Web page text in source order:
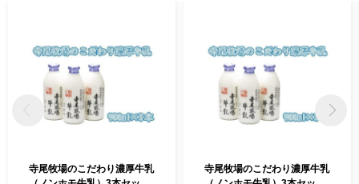
寺尾牧場のこだわり濃厚牛乳
寺尾牧場のこだわり濃厚牛乳